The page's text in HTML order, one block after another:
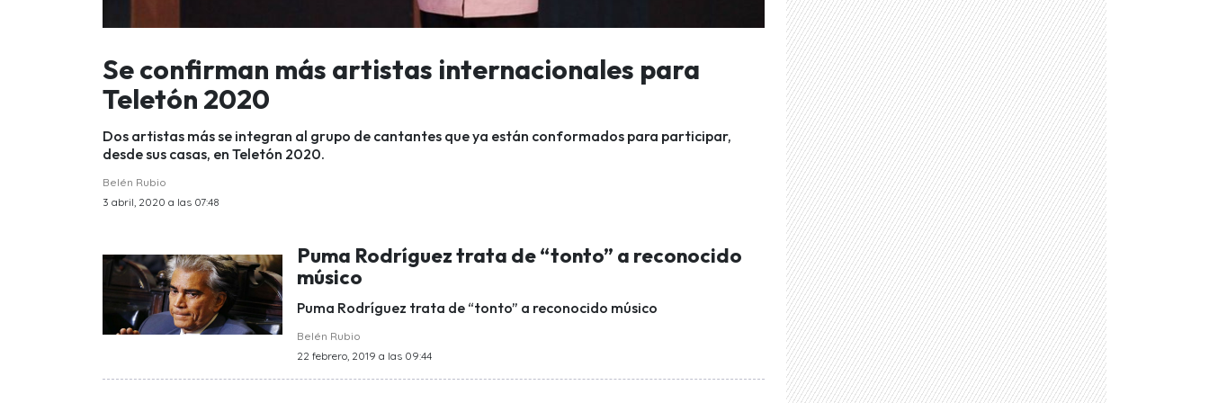
Se confirman más artistas internacionales para
Teletón 2020
Dos artistas más se integran al grupo de cantantes que ya están conformados para participar,
desde sus casas, en Teletón 2020.
Belén Rubio
3 abril, 2020 a las 07:48
Puma Rodríguez trata de “tonto” a reconocido
músico
Puma Rodríguez trata de “tonto” a reconocido músico
Belén Rubio
22 febrero, 2019 a las 09:44